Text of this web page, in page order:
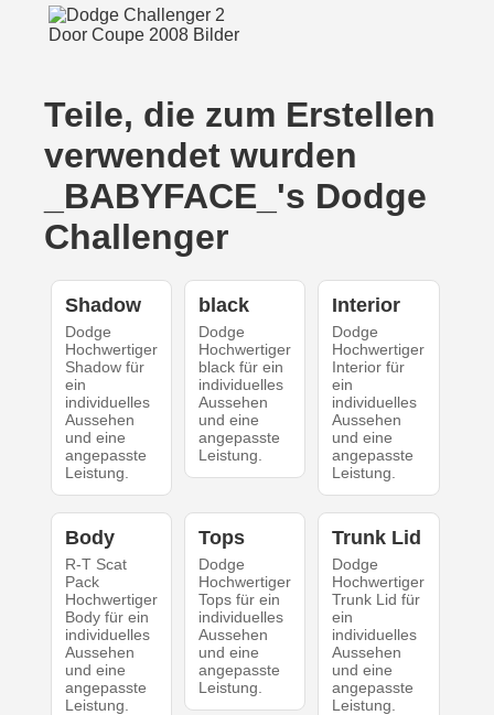
Teile, die zum Erstellen
verwendet wurden
_BABYFACE_'s Dodge
Challenger
Shadow
Dodge
Hochwertiger
Shadow für
ein
individuelles
Aussehen
und eine
angepasste
Leistung.
black
Dodge
Hochwertiger
black für ein
individuelles
Aussehen
und eine
angepasste
Leistung.
Interior
Dodge
Hochwertiger
Interior für
ein
individuelles
Aussehen
und eine
angepasste
Leistung.
Body
R-T Scat
Pack
Hochwertiger
Body für ein
individuelles
Aussehen
und eine
angepasste
Leistung.
Tops
Dodge
Hochwertiger
Tops für ein
individuelles
Aussehen
und eine
angepasste
Leistung.
Trunk Lid
Dodge
Hochwertiger
Trunk Lid für
ein
individuelles
Aussehen
und eine
angepasste
Leistung.